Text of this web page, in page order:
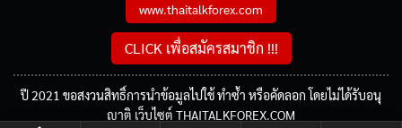
www.thaitalkforex.com
CLICK เพื่อสมัครสมาชิก !!!
ปี 2021 ขอสงวนสิทธิ์การนำข้อมูลไปใช้ ทำซ้ำ หรือคัดลอก โดยไม่ได้รับอนุ
ญาติ เว็บไซต์ THAITALKFOREX.COM